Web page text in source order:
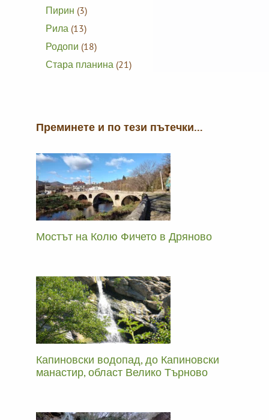
Пирин (3)
Рила (13)
Родопи (18)
Стара планина (21)
Преминете и по тези пътечки…
Мостът на Колю Фичето в Дряново
Капиновски водопад, до Капиновски
манастир, област Велико Търново